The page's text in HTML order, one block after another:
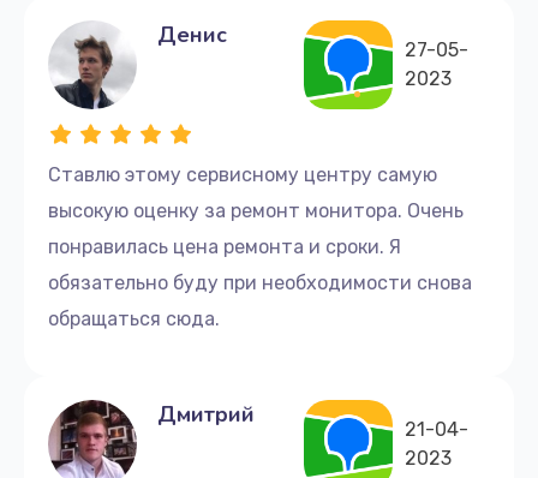
Ставлю этому сервисному центру самую
высокую оценку за ремонт монитора. Очень
понравилась цена ремонта и сроки. Я
обязательно буду при необходимости снова
обращаться сюда.
Денис
27-05-
2023
Дмитрий
21-04-
2023